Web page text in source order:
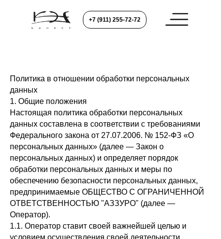
+7 (911) 255-72-72
Политика в отношении обработки персональных
данных
1. Общие положения
Настоящая политика обработки персональных
данных составлена в соответствии с требованиями
Федерального закона от 27.07.2006. № 152-ФЗ «О
персональных данных» (далее — Закон о
персональных данных) и определяет порядок
обработки персональных данных и меры по
обеспечению безопасности персональных данных,
предпринимаемые ОБЩЕСТВО С ОГРАНИЧЕННОЙ
ОТВЕТСТВЕННОСТЬЮ "АЗЗУРО" (далее —
Оператор).
1.1. Оператор ставит своей важнейшей целью и
условием осуществления своей деятельности